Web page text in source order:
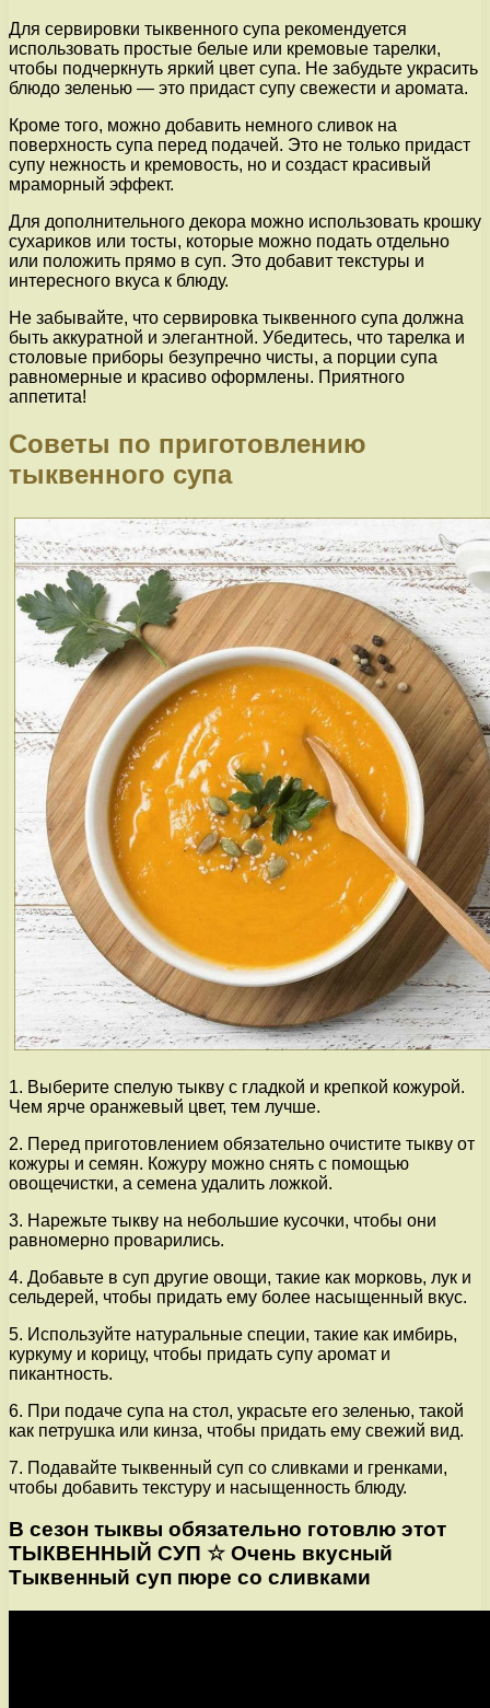
Для сервировки тыквенного супа рекомендуется
использовать простые белые или кремовые тарелки,
чтобы подчеркнуть яркий цвет супа. Не забудьте украсить
блюдо зеленью — это придаст супу свежести и аромата.
Кроме того, можно добавить немного сливок на
поверхность супа перед подачей. Это не только придаст
супу нежность и кремовость, но и создаст красивый
мраморный эффект.
Для дополнительного декора можно использовать крошку
сухариков или тосты, которые можно подать отдельно
или положить прямо в суп. Это добавит текстуры и
интересного вкуса к блюду.
Не забывайте, что сервировка тыквенного супа должна
быть аккуратной и элегантной. Убедитесь, что тарелка и
столовые приборы безупречно чисты, а порции супа
равномерные и красиво оформлены. Приятного
аппетита!
Советы по приготовлению
тыквенного супа
1. Выберите спелую тыкву с гладкой и крепкой кожурой.
Чем ярче оранжевый цвет, тем лучше.
2. Перед приготовлением обязательно очистите тыкву от
кожуры и семян. Кожуру можно снять с помощью
овощечистки, а семена удалить ложкой.
3. Нарежьте тыкву на небольшие кусочки, чтобы они
равномерно проварились.
4. Добавьте в суп другие овощи, такие как морковь, лук и
сельдерей, чтобы придать ему более насыщенный вкус.
5. Используйте натуральные специи, такие как имбирь,
куркуму и корицу, чтобы придать супу аромат и
пикантность.
6. При подаче супа на стол, украсьте его зеленью, такой
как петрушка или кинза, чтобы придать ему свежий вид.
7. Подавайте тыквенный суп со сливками и гренками,
чтобы добавить текстуру и насыщенность блюду.
В сезон тыквы обязательно готовлю этот
ТЫКВЕННЫЙ СУП ☆ Очень вкусный
Тыквенный суп пюре со сливками